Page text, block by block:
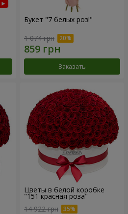
Букет "7 белых роз!"
1 074 грн
Заказать
Цветы в белой коробке
"151 красная роза"
14 922 грн